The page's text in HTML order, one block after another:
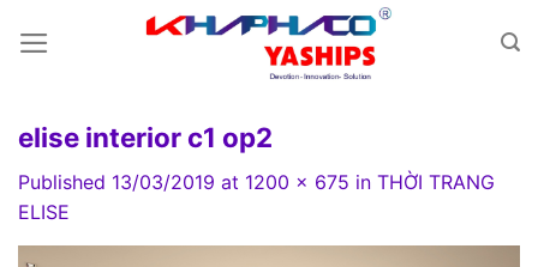
elise interior c1 op2
Published 13/03/2019 at 1200 × 675 in THỜI TRANG
ELISE